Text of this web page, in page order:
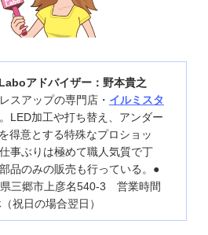
アドバイザー：野本貴之
スアップの専門店・ イルミスタ
LED加工や打ち替え、アンダー
得意とする特殊なプロショッ
事ぶりは極めて職人気質で丁
品のみの販売も行っている。●
三郷市上彦名540-3 営業時間
祝日の場合翌日）